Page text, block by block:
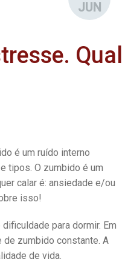
JUN
Qual
é um ruído interno
tipos. O zumbido é um
calar é: ansiedade e/ou
isso!
para dormir. Em
de zumbido constante. A
de vida.